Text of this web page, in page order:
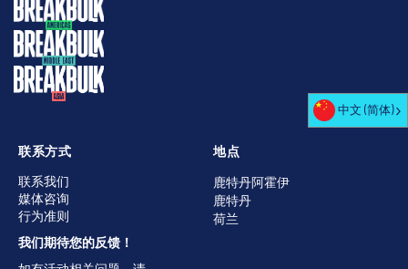
地点
鹿特丹阿霍伊
鹿特丹
荷兰
联系方式
联系我们
媒体咨询
行为准则
我们期待您的反馈！
中文 (简体)